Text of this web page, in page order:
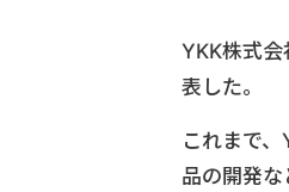
YKK株式
表した。
これまで
品の開発